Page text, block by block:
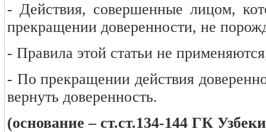
- Действия, совершенные лицом,
прекращении доверенности, не
- Правила этой статьи не
- По прекращении действия
вернуть доверенность.
(основание – ст.ст.134-144 ГК